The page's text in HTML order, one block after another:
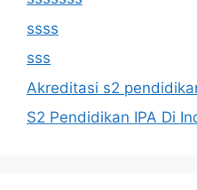
ssss
sss
Akreditasi s2
S2 Pendidikan IPA Di